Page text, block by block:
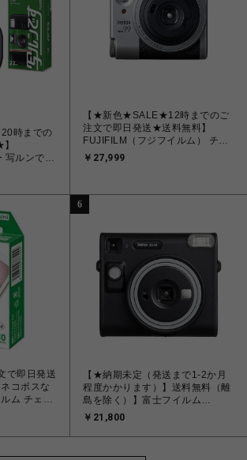
時までの
写ルンです
り レン
【★新色★SALE★12時までのご
注文で即日発送★送料無料】
FUJIFILM（フジフイルム） チェ
キカメラ INSTAX mini99 シル
￥27,999
で即日発送
コポスな
ム チェキ
6
【★納期未定（発送まで1-2か月
程度かかります）】送料無料（離
島を除く）】富士フイルム
FUJIFILM instax SQUARE SQ40
[インスタントカメラ チェキスク
エア ]
￥21,800